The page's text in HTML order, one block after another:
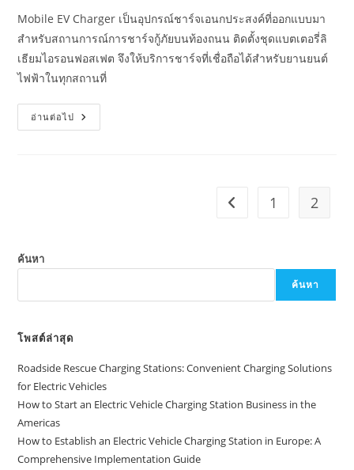
Mobile EV Charger เป็นอุปกรณ์ชาร์จเอนกประสงค์ที่ออกแบบมา
สำหรับสถานการณ์การชาร์จกู้ภัยบนท้องถนน ติดตั้งชุดแบตเตอรี่ลิ
เธียมไอรอนฟอสเฟต จึงให้บริการชาร์จที่เชื่อถือได้สำหรับยานยนต์
ไฟฟ้าในทุกสถานที่
อ่านต่อไป
1 2
ค้นหา
ค้นหา
โพสต์ล่าสุด
Roadside Rescue Charging Stations: Convenient Charging Solutions
for Electric Vehicles
How to Start an Electric Vehicle Charging Station Business in the
Americas
How to Establish an Electric Vehicle Charging Station in Europe: A
Comprehensive Implementation Guide